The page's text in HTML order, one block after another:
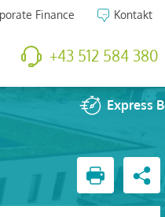
Finance Kontakt
+43 512 584 380
Express